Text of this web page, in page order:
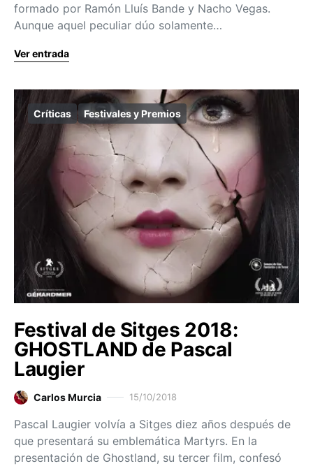
formado por Ramón Lluís Bande y Nacho Vegas.
Aunque aquel peculiar dúo solamente…
Ver entrada
Críticas Festivales y Premios
Festival de Sitges 2018:
GHOSTLAND de Pascal
Laugier
Carlos Murcia 15/10/2018
Pascal Laugier volvía a Sitges diez años después de
que presentará su emblemática Martyrs. En la
presentación de Ghostland, su tercer film, confesó